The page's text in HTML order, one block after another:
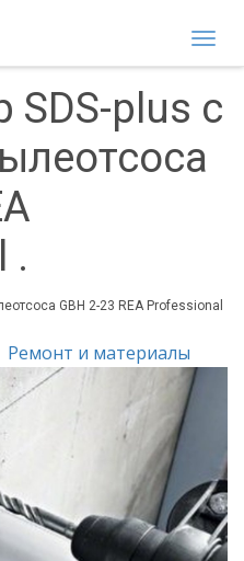
SDS-plus с
.
GBH 2-23 REA Professional
Ремонт и материалы